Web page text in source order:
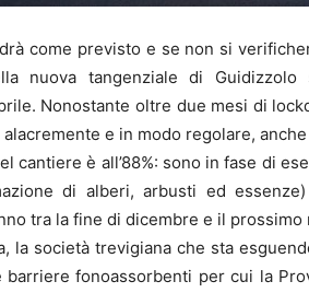
come previsto e se non si
nuova tangenziale di Guidizzolo
Nonostante oltre due mesi di
e in modo regolare,
cantiere è all’88%: sono in fase di
di alberi, arbusti ed essenze)
tra la fine di dicembre e il prossimo
la società trevigiana che sta
fonoassorbenti per cui la